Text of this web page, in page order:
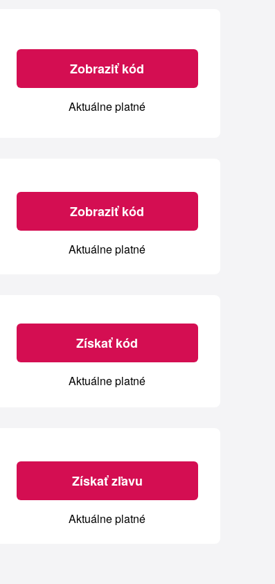
Zobraziť kód
Aktuálne platné
Zobraziť kód
Aktuálne platné
Získať kód
Aktuálne platné
Získať zľavu
Aktuálne platné